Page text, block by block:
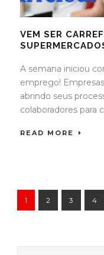
VEM SER
A semana iniciou
emprego!
abrindo seus
colaboradores para
READ MORE
1 2 3 4